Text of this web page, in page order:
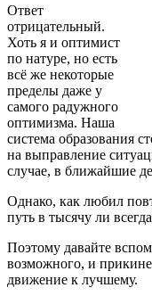
Ответ
отрицательный.
Хоть я и оптимист
по натуре, но есть
всё же некоторые
пределы даже у
самого радужного
оптимизма. Наша
система образования
на выправление
случае, в ближайшие
Однако, как любил
путь в тысячу ли
Поэтому давайте
возможного, и
движение к лучшему.